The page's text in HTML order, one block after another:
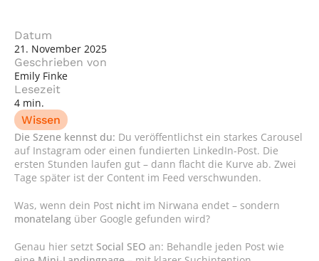
Datum
21. November 2025
Geschrieben von
Emily Finke
Lesezeit
4 min.
Wissen
Die Szene kennst du: Du veröffentlichst ein starkes Carousel
auf Instagram oder einen fundierten LinkedIn-Post. Die
ersten Stunden laufen gut – dann flacht die Kurve ab. Zwei
Tage später ist der Content im Feed verschwunden.
Was, wenn dein Post nicht
monatelang über Google gefunden wird?
Genau hier setzt Social SEO an: Behandle jeden Post wie